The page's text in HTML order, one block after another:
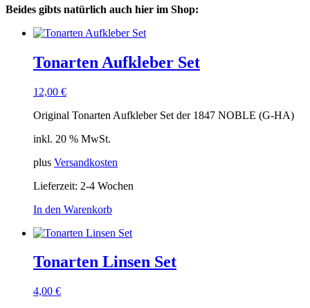
Beides gibts natürlich auch hier im Shop:
Tonarten Aufkleber Set
12,00 €
Original Tonarten Aufkleber Set der 1847 NOBLE (G-HA)
inkl. 20 % MwSt.
plus Versandkosten
Lieferzeit: 2-4 Wochen
In den Warenkorb
Tonarten Linsen Set
4,00 €